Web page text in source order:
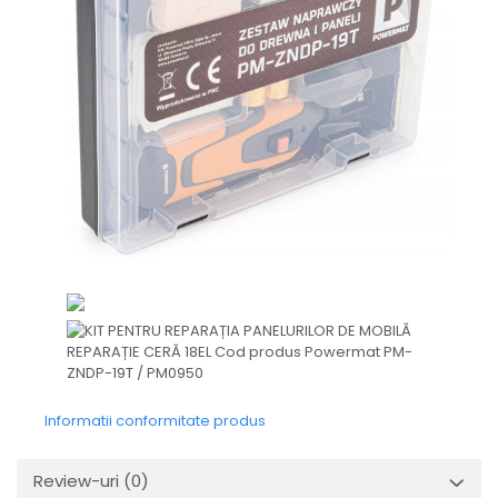
Informatii conformitate produs
Review-uri (0)